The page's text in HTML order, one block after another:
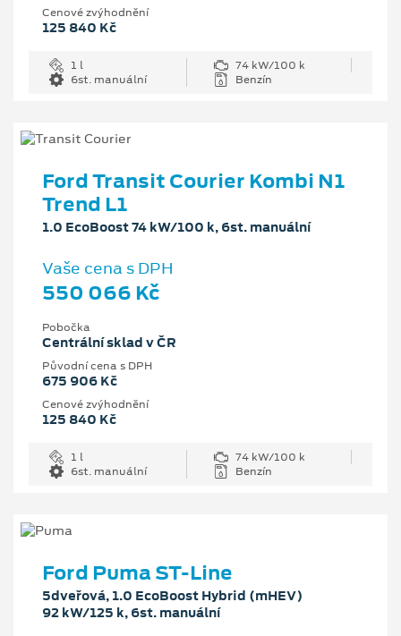
Cenové zvýhodnění
125 840 Kč
1 l
74 kW/100 k
6st. manuální
Benzín
Ford Transit Courier Kombi N1
Trend L1
1.0 EcoBoost 74 kW/100 k, 6st. manuální
Vaše cena s DPH
550 066 Kč
Pobočka
Centrální sklad v ČR
Původní cena s DPH
675 906 Kč
Cenové zvýhodnění
125 840 Kč
1 l
74 kW/100 k
6st. manuální
Benzín
Ford Puma ST-Line
5dveřová, 1.0 EcoBoost Hybrid (mHEV)
92 kW/125 k, 6st. manuální